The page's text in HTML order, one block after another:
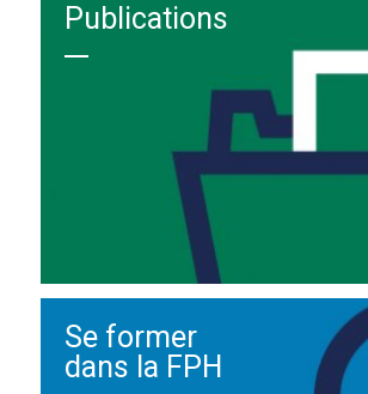
Publications
Se former
dans la FPH